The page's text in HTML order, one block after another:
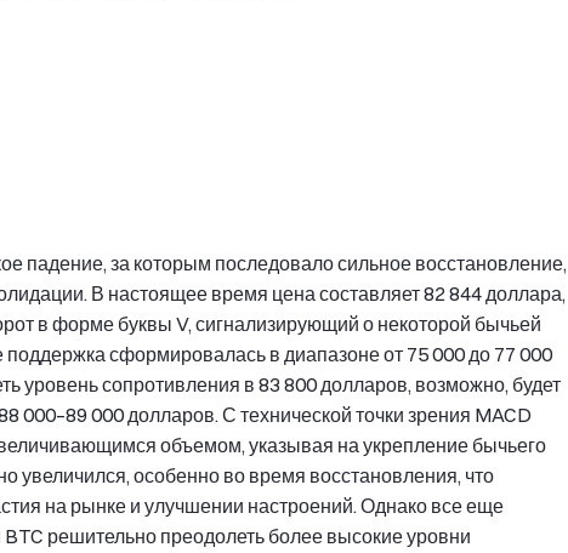
падение, за которым последовало сильное восстановление,
В настоящее время цена составляет 82 844 доллара,
в форме буквы V, сигнализирующий о некоторой бычьей
сформировалась в диапазоне от 75 000 до 77 000
уровень сопротивления в 83 800 долларов, возможно, будет
000–89 000 долларов. С технической точки зрения MACD
объемом, указывая на укрепление бычьего
увеличился, особенно во время восстановления, что
на рынке и улучшении настроений. Однако все еще
решительно преодолеть более высокие уровни